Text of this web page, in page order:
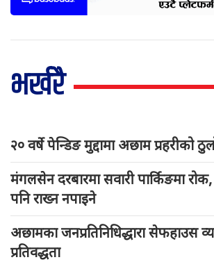
भर्खरै
२० वर्षे पेन्डिङ मुद्दामा अछाम प्रहरीको
मंगलसेन दरबारमा सवारी पार्किङमा रोक,
पनि राख्न नपाइने
अछामका जनप्रतिनिधिद्धारा सेफहाउस
प्रतिवद्धता